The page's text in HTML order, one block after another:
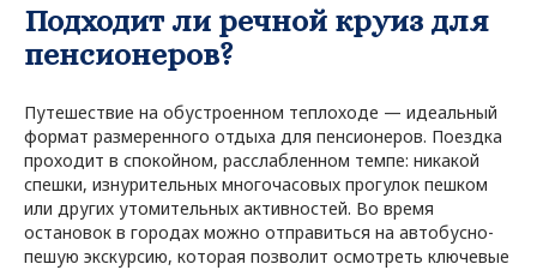
Подходит ли речной круиз для
пенсионеров?
Путешествие на обустроенном теплоходе — идеальный
формат размеренного отдыха для пенсионеров. Поездка
проходит в спокойном, расслабленном темпе: никакой
спешки, изнурительных многочасовых прогулок пешком
или других утомительных активностей. Во время
остановок в городах можно отправиться на автобусно-
пешую экскурсию, которая позволит осмотреть ключевые